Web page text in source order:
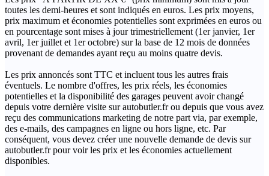
toutes les demi-heures et sont indiqués en euros. Les prix moyens,
prix maximum et économies potentielles sont exprimées en euros ou
en pourcentage sont mises à jour trimestriellement (1er janvier, 1er
avril, 1er juillet et 1er octobre) sur la base de 12 mois de données
provenant de demandes ayant reçu au moins quatre devis.
Les prix annoncés sont TTC et incluent tous les autres frais
éventuels. Le nombre d'offres, les prix réels, les économies
potentielles et la disponibilité des garages peuvent avoir changé
depuis votre dernière visite sur autobutler.fr ou depuis que vous avez
reçu des communications marketing de notre part via, par exemple,
des e-mails, des campagnes en ligne ou hors ligne, etc. Par
conséquent, vous devez créer une nouvelle demande de devis sur
autobutler.fr pour voir les prix et les économies actuellement
disponibles.